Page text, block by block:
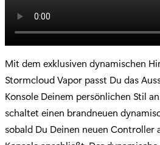
Mit dem exklusiven dynamischen
Stormcloud Vapor passt Du das
Konsole Deinem persönlichen Stil
schaltet einen brandneuen
sobald Du Deinen neuen Controller